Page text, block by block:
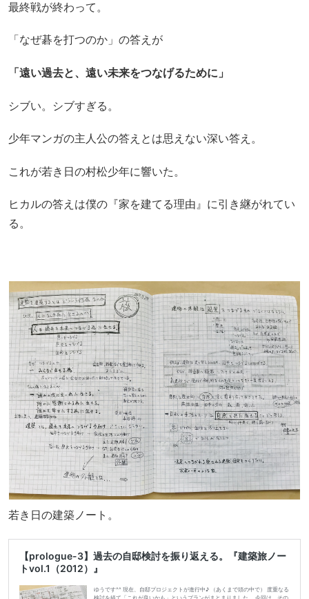
最終戦が終わって。
「なぜ碁を打つのか」の答えが
「遠い過去と、遠い未来をつなげるために」
シブい。シブすぎる。
少年マンガの主人公の答えとは思えない深い答え。
これが若き日の村松少年に響いた。
ヒカルの答えは僕の『家を建てる理由』に引き継がれてい
る。
若き日の建築ノート。